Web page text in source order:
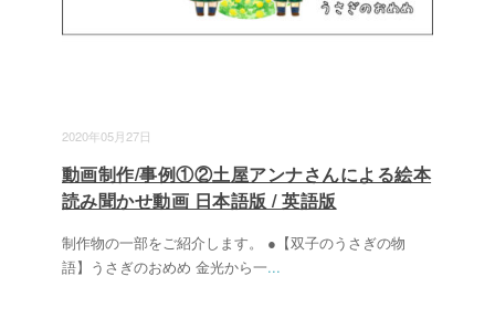
2020年05月27日
動画制作/事例①②土屋アンナさんによる絵本
読み聞かせ動画 日本語版 / 英語版
制作物の一部をご紹介します。 ●【双子のうさぎの物
語】うさぎのおめめ 金光から一...